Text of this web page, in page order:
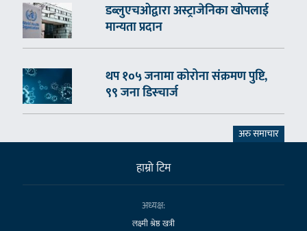
डब्लुएचओद्वारा अस्ट्राजेनिका खोपलाई
मान्यता प्रदान
थप १०५ जनामा कोरोना संक्रमण पुष्टि,
९९ जना डिस्चार्ज
अरु समाचार
हाम्राे टिम
अध्यक्ष:
लक्ष्मी श्रेष्ठ खत्री